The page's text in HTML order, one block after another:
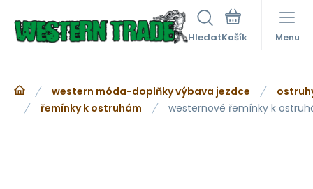
Hledat Menu
western móda-doplňky výbava jezdce
řemínky k ostruhám
westernové řemínky k